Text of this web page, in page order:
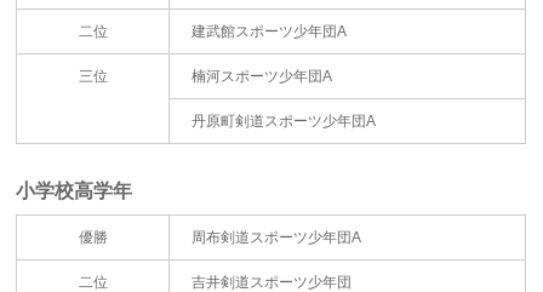
二位 建武館スポーツ少年団A
三位 楠河スポーツ少年団A
丹原町剣道スポーツ少年団A
小学校高学年
優勝 周布剣道スポーツ少年団A
二位 吉井剣道スポーツ少年団